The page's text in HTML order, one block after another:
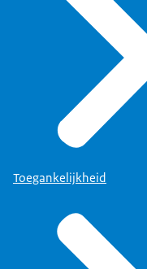
Toegankelijkheid